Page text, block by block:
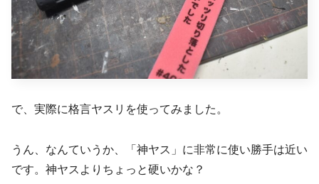
で、実際に格言ヤスリを使ってみました。
うん、なんていうか、「神ヤス」に非常に使い勝手は近い
です。神ヤスよりちょっと硬いかな？